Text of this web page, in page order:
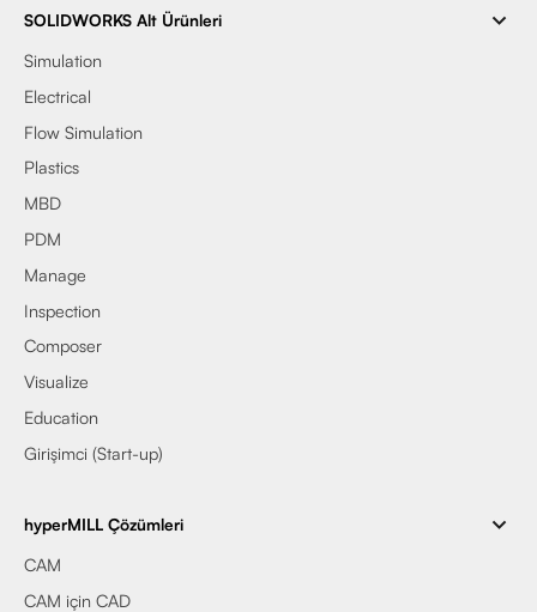
SOLIDWORKS Alt Ürünleri
Simulation
Electrical
Flow Simulation
Plastics
MBD
PDM
Manage
Inspection
Composer
Visualize
Education
Girişimci (Start-up)
hyperMILL Çözümleri
CAM
CAM için CAD